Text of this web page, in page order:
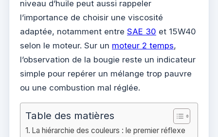
niveau d’huile peut aussi rappeler
l’importance de choisir une viscosité
adaptée, notamment entre SAE 30 et 15W40
selon le moteur. Sur un moteur 2 temps,
l’observation de la bougie reste un indicateur
simple pour repérer un mélange trop pauvre
ou une combustion mal réglée.
Table des matières
La hiérarchie des couleurs : le premier réflexe